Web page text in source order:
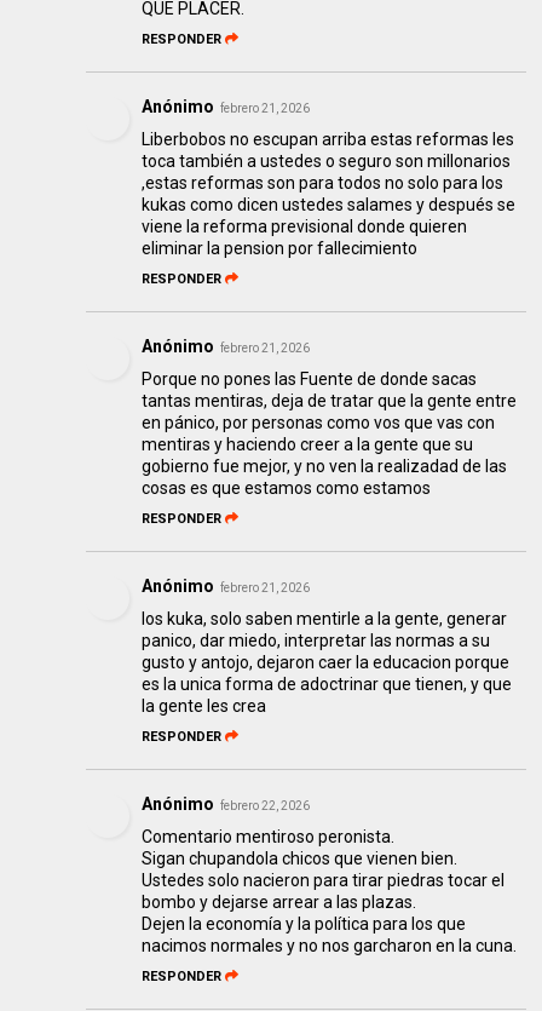
QUE PLACER.
RESPONDER
Anónimo febrero 21, 2026
Liberbobos no escupan arriba estas reformas les
toca también a ustedes o seguro son millonarios
,estas reformas son para todos no solo para los
kukas como dicen ustedes salames y después se
viene la reforma previsional donde quieren
eliminar la pension por fallecimiento
RESPONDER
Anónimo febrero 21, 2026
Porque no pones las Fuente de donde sacas
tantas mentiras, deja de tratar que la gente entre
en pánico, por personas como vos que vas con
mentiras y haciendo creer a la gente que su
gobierno fue mejor, y no ven la realizadad de las
cosas es que estamos como estamos
RESPONDER
Anónimo febrero 21, 2026
los kuka, solo saben mentirle a la gente, generar
panico, dar miedo, interpretar las normas a su
gusto y antojo, dejaron caer la educacion porque
es la unica forma de adoctrinar que tienen, y que
la gente les crea
RESPONDER
Anónimo febrero 22, 2026
Comentario mentiroso peronista.
Sigan chupandola chicos que vienen bien.
Ustedes solo nacieron para tirar piedras tocar el
bombo y dejarse arrear a las plazas.
Dejen la economía y la política para los que
nacimos normales y no nos garcharon en la cuna.
RESPONDER